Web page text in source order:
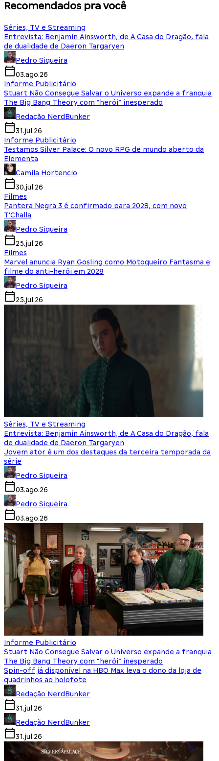
Recomendados pra você
Séries, TV e Streaming
Entrevista: Benjamin Ainsworth, de A Casa do Dragão, fala
de dualidade de Daeron Targaryen
Pedro Siqueira
03.ago.26
Informe Publicitário
Stuart Não Consegue Salvar o Universo expande a franquia
The Big Bang Theory com “herói” inesperado
Redação NerdBunker
31.jul.26
Informe Publicitário
Testamos Silver Palace: O novo RPG de mundo aberto da
Elementa
Camila Hortencio
30.jul.26
Filmes
Pantera Negra 3 é confirmado para 2028, com novo
T'Challa
Pedro Siqueira
25.jul.26
Filmes
Marvel anuncia Ryan Gosling como Motoqueiro Fantasma e
filme do anti-herói em 2028
Pedro Siqueira
25.jul.26
Séries, TV e Streaming
Entrevista: Benjamin Ainsworth, de A Casa do Dragão, fala
de dualidade de Daeron Targaryen
Jovem ator é um dos destaques da terceira temporada da
série
Pedro Siqueira
03.ago.26
Pedro Siqueira
03.ago.26
Informe Publicitário
Stuart Não Consegue Salvar o Universo expande a franquia
The Big Bang Theory com “herói” inesperado
Spin-off já disponível na HBO Max leva o dono da loja de
quadrinhos ao holofote
Redação NerdBunker
31.jul.26
Redação NerdBunker
31.jul.26